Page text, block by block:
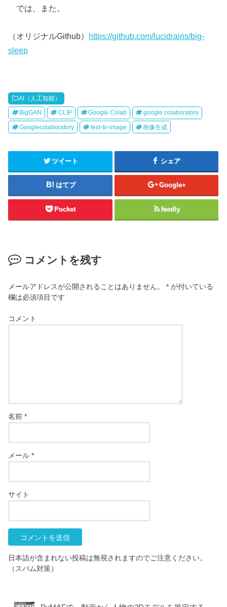
では、また。
（オリジナルGithub） https://github.com/lucidrains/big-
sleep
AI（人工知能）
BigGAN CLIP Google Colab google colaboratory
Googlecolaboratory text-to-image 画像生成
ツイート シェア
はてブ Google+
Pocket feedly
コメントを残す
メールアドレスが公開されることはありません。 * が付いている
欄は必須項目です
コメント
名前*
メール*
サイト
日本語が含まれない投稿は無視されますのでご注意ください。
（スパム対策）